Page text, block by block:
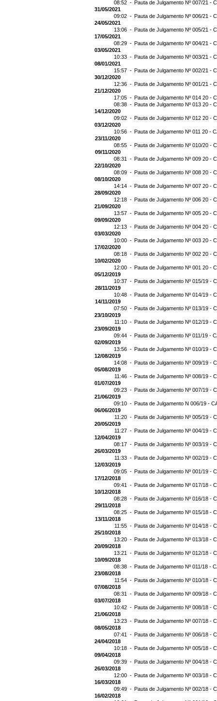
08:52 - Pauta de Julgamento Nº 007/21 -
31/05/2021
09:02 - Pauta de Julgamento Nº 006/21 -
24/05/2021
13:06 - Pauta de Julgamento Nº 005/21 -
17/05/2021
08:29 - Pauta de Julgamento Nº 004/21 -
03/05/2021
10:33 - Pauta de Julgamento Nº 003/21 -
08/01/2021
15:57 - Pauta de Julgamento Nº 002/21 -
30/12/2020
12:36 - Pauta de Julgamento Nº 001/21 -
21/12/2020
17:05 - Pauta de Julgamento Nº 014 20 -
08:38 - Pauta de Julgamento Nº 013 20 -
14/12/2020
09:02 - Pauta de Julgamento Nº 012 20 -
03/12/2020
10:56 - Pauta de Julgamento Nº 011 20 -
23/11/2020
08:55 - Pauta de Julgamento Nº 010/20 -
09/11/2020
08:31 - Pauta de Julgamento Nº 009 20 -
22/10/2020
08:09 - Pauta de Julgamento Nº 008 20 -
08/10/2020
14:14 - Pauta de Julgamento Nº 007 20 -
28/09/2020
12:18 - Pauta de Julgamento Nº 006 20 -
21/09/2020
13:57 - Pauta de Julgamento Nº 005 20 -
09/09/2020
12:13 - Pauta de Julgamento Nº 004 20 -
03/03/2020
10:00 - Pauta de Julgamento Nº 003 20 -
17/02/2020
08:18 - Pauta de Julgamento Nº 002 20 -
10/02/2020
12:00 - Pauta de Julgamento Nº 001 20 -
05/12/2019
10:37 - Pauta de Julgamento Nº 015/19 -
28/11/2019
10:48 - Pauta de Julgamento Nº 014/19 -
14/11/2019
07:50 - Pauta de Julgamento Nº 013/19 -
23/10/2019
11:10 - Pauta de Julgamento Nº 012/19 -
23/09/2019
09:44 - Pauta de Julgamento Nº 011/19 -
02/09/2019
13:56 - Pauta de Julgamento Nº 010/19 -
12/08/2019
14:08 - Pauta de Julgamento Nº 009/19 -
05/08/2019
11:46 - Pauta de Julgamento Nº 008/19 -
01/07/2019
09:23 - Pauta de Julgamento Nº 007/19 -
21/06/2019
09:10 - Pauta de Julgamento N 006/19 -
06/06/2019
11:20 - Pauta de Julgamento Nº 005/19 -
20/05/2019
11:27 - Pauta de Julgamento Nº 004/19 -
12/04/2019
08:17 - Pauta de Julgamento Nº 003/19 -
26/03/2019
11:33 - Pauta de Julgamento Nº 002/19 -
12/03/2019
09:05 - Pauta de Julgamento Nº 001/19 -
17/12/2018
09:41 - Pauta de Julgamento Nº 017/18 -
10/12/2018
08:28 - Pauta de Julgamento Nº 016/18 -
29/11/2018
08:25 - Pauta de Julgamento Nº 015/18 -
13/11/2018
11:55 - Pauta de Julgamento Nº 014/18 -
25/10/2018
13:20 - Pauta de Julgamento Nº 013/18 -
20/09/2018
13:21 - Pauta de Julgamento Nº 012/18 -
10/09/2018
08:38 - Pauta de Julgamento Nº 011/18 -
23/08/2018
11:54 - Pauta de Julgamento Nº 010/18 -
07/08/2018
08:31 - Pauta de Julgamento Nº 009/18 -
03/07/2018
10:42 - Pauta de Julgamento Nº 008/18 -
21/06/2018
13:23 - Pauta de Julgamento Nº 007/18 -
08/05/2018
07:41 - Pauta de Julgamento Nº 006/18 -
24/04/2018
10:18 - Pauta de Julgamento Nº 005/18 -
09/04/2018
09:39 - Pauta de Julgamento Nº 004/18 -
26/03/2018
12:00 - Pauta de Julgamento Nº 003/18 -
16/03/2018
09:49 - Pauta de Julgamento Nº 002/18 -
16/02/2018